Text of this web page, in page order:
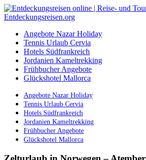
Angebote Nazar Holiday
Tennis Urlaub Cervia
Hotels Südfrankreich
Jordanien Kameltrekking
Frühbucher Angebote
Glückshotel Mallorca
Angebote Nazar Holiday
Tennis Urlaub Cervia
Hotels Südfrankreich
Jordanien Kameltrekking
Frühbucher Angebote
Glückshotel Mallorca